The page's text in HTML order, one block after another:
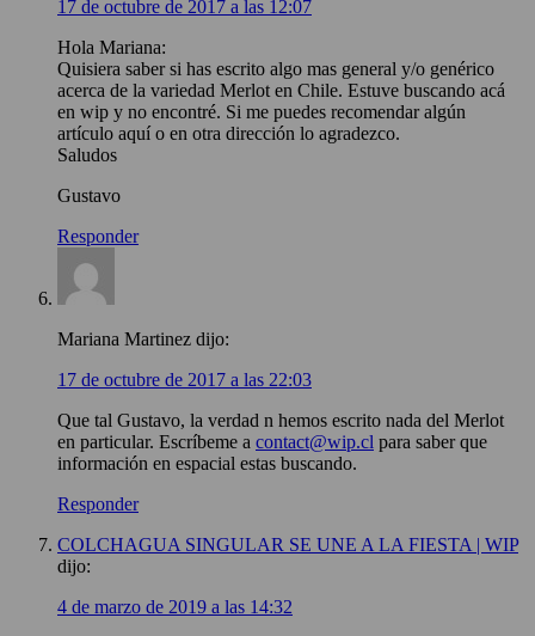
17 de octubre de 2017 a las 12:07
Hola Mariana:
Quisiera saber si has escrito algo mas general y/o genérico
acerca de la variedad Merlot en Chile. Estuve buscando acá
en wip y no encontré. Si me puedes recomendar algún
artículo aquí o en otra dirección lo agradezco.
Saludos
Gustavo
Responder
Mariana Martinez dijo:
17 de octubre de 2017 a las 22:03
Que tal Gustavo, la verdad n hemos escrito nada del Merlot
en particular. Escríbeme a contact@wip.cl para saber que
información en espacial estas buscando.
Responder
COLCHAGUA SINGULAR SE UNE A LA FIESTA | WIP
dijo:
4 de marzo de 2019 a las 14:32